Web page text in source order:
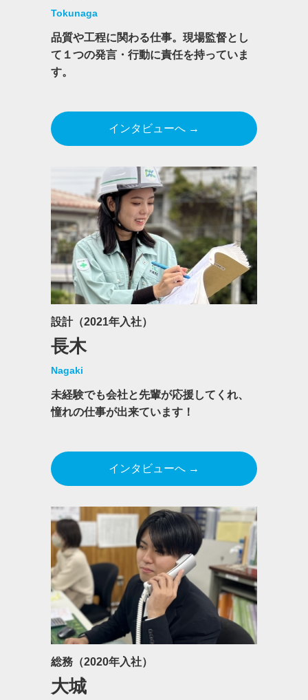
Tokunaga
品質や工程に関わる仕事。現場監督とし
て１つの発言・行動に責任を持っていま
す。
インタビューへ →
設計（2021年入社）
長木
Nagaki
未経験でも会社と先輩が応援してくれ、
憧れの仕事が出来ています！
インタビューへ →
総務（2020年入社）
大城